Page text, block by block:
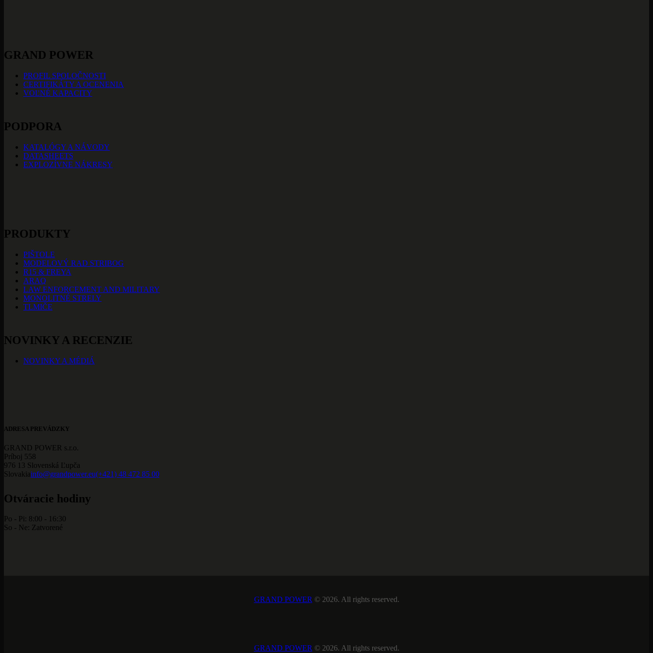
GRAND POWER
PROFIL SPOLOČNOSTI
CERTIFIKÁTY A OCENENIA
VOĽNÉ KAPACITY
PODPORA
KATALÓGY A NÁVODY
DATASHEETS
EXPLOZÍVNE NÁKRESY
PRODUKTY
PIŠTOLE
MODELOVÝ RAD STRIBOG
R15 & FREYA
ARAQ
LAW ENFORCEMENT AND MILITARY
MONOLITNÉ STRELY
TLMIČE
NOVINKY A RECENZIE
NOVINKY A MÉDIÁ
ADRESA PREVÁDZKY
GRAND POWER s.r.o.
Príboj 558
976 13 Slovenská Ľupča
Slovakiainfo@grandpower.eu(+421) 48 472 85 00
Otváracie hodiny
Po - Pi: 8:00 - 16:30
So - Ne: Zatvorené
GRAND POWER © 2026. All rights reserved.
GRAND POWER © 2026. All rights reserved.